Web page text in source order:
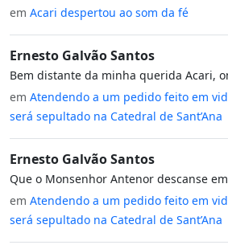
em Acari despertou ao som da fé
Ernesto Galvão Santos
Bem distante da minha querida Acari,
em Atendendo a um pedido feito em
será sepultado na Catedral de Sant’Ana
Ernesto Galvão Santos
Que o Monsenhor Antenor descanse
em Atendendo a um pedido feito em
será sepultado na Catedral de Sant’Ana